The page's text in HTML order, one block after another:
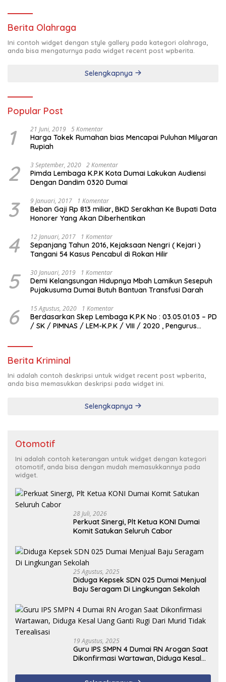
Berita Olahraga
Ini contoh widget dengan style gallery pada kategori olahraga,
anda bisa mengaturnya pada widget recent post wpberita.
Selengkapnya
Popular Post
1 21 Juni, 2019 5 Komentar
Harga Tokek Rumahan bias Mencapai Puluhan Milyaran
Rupiah
2 3 September, 2020 2 Komentar
Pimda Lembaga K.P.K Kota Dumai Lakukan Audiensi
Dengan Dandim 0320 Dumai
3 9 Januari, 2017 1 Komentar
Beban Gaji Rp 813 miliar, BKD Serakhan Ke Bupati Data
Honorer Yang Akan Diberhentikan
4 12 Januari, 2017 1 Komentar
Sepanjang Tahun 2016, Kejaksaan Nengri ( Kejari )
Tangani 54 Kasus Pencabul di Rokan Hilir
5 30 Januari, 2019 1 Komentar
Demi Kelangsungan Hidupnya Mbah Lamikun Sesepuh
Pujakusuma Dumai Butuh Bantuan Transfusi Darah
6 15 Agustus, 2020 1 Komentar
Berdasarkan Skep Lembaga K.P.K No : 03.05.01.03 – PD
/ SK / PIMNAS / LEM-K.P.K / VIII / 2020 , Pengurus
Berita Kriminal
Ini adalah contoh deskripsi untuk widget recent post wpberita,
anda bisa memasukkan deskripsi pada widget ini.
Selengkapnya
Otomotif
Ini adalah contoh keterangan untuk widget dengan kategori
otomotif, anda bisa dengan mudah memasukkannya pada
widget.
28 Juli, 2026
Perkuat Sinergi, Plt Ketua KONI Dumai
Komit Satukan Seluruh Cabor
25 Agustus, 2025
Diduga Kepsek SDN 025 Dumai Menjual
Baju Seragam Di Lingkungan Sekolah
19 Agustus, 2025
Guru IPS SMPN 4 Dumai RN Arogan Saat
Dikonfirmasi Wartawan, Diduga Kesal
Terealisasi